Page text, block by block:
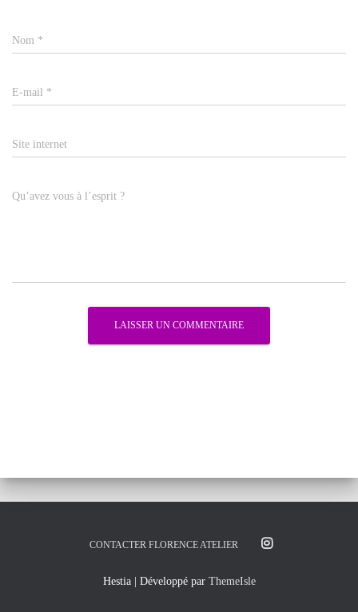
Nom *
E-mail *
Site internet
Qu’avez vous à l’esprit ?
CONTACTER FLORENCE ATELIER
Hestia | Développé par ThemeIsle